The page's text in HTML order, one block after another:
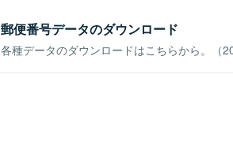
郵便番号データのダウンロード
各種データのダウンロードはこちらから。（